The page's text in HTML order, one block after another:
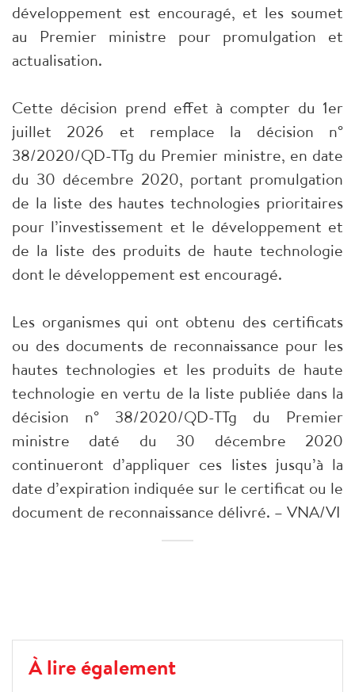
développement est encouragé, et les soumet
au Premier ministre pour promulgation et
actualisation.
Cette décision prend effet à compter du 1er
juillet 2026 et remplace la décision n°
38/2020/QD-TTg du Premier ministre, en date
du 30 décembre 2020, portant promulgation
de la liste des hautes technologies prioritaires
pour l’investissement et le développement et
de la liste des produits de haute technologie
dont le développement est encouragé.
Les organismes qui ont obtenu des certificats
ou des documents de reconnaissance pour les
hautes technologies et les produits de haute
technologie en vertu de la liste publiée dans la
décision n° 38/2020/QD-TTg du Premier
ministre daté du 30 décembre 2020
continueront d’appliquer ces listes jusqu’à la
date d’expiration indiquée sur le certificat ou le
document de reconnaissance délivré. – VNA/VI
À lire également